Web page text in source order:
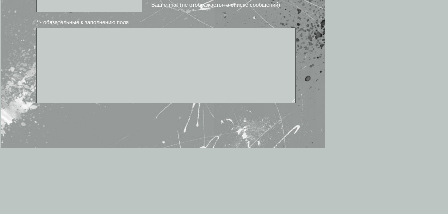
Ваш e-mail (не отображается в списке сообщений)
* - обязательные к заполнению поля